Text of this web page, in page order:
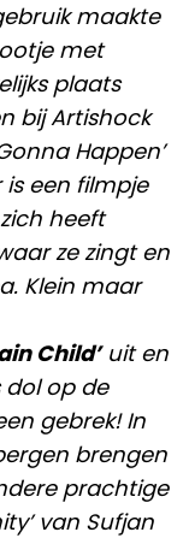
maakte
met
plaats
bij Artishock
Happen’
is een filmpje
heeft
ze zingt en
Klein maar
Child’uit en
dol op de
gebrek! In
brengen
prachtige
van Sufjan